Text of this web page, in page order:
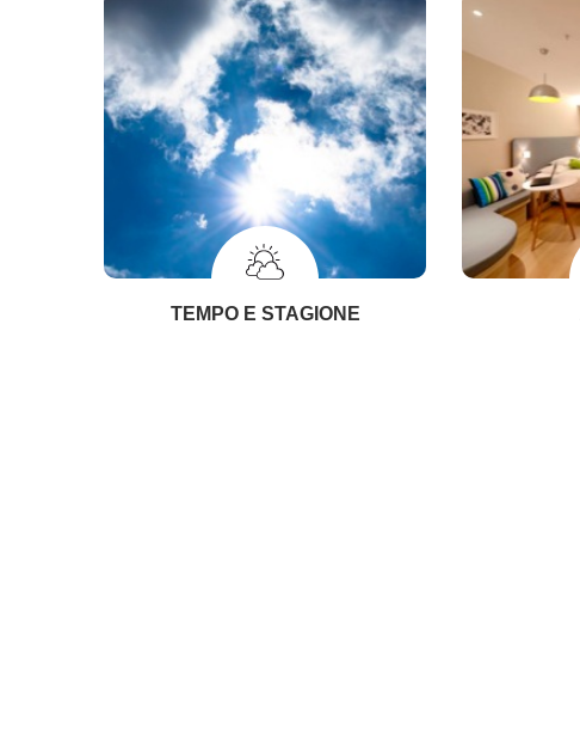
TEMPO E STAGIONE